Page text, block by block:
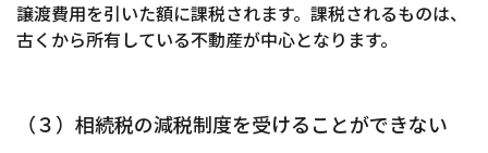
譲渡費用を引いた額に課税されます。課税されるものは、
古くから所有している不動産が中心となります。
（３）相続税の減税制度を受けることができない